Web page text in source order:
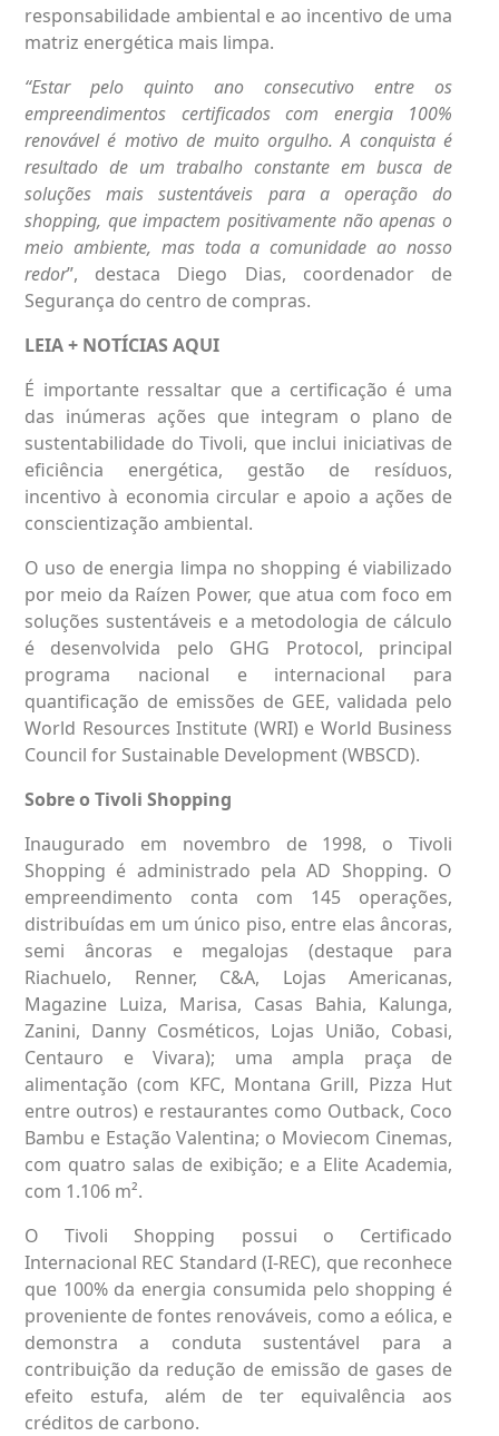
responsabilidade ambiental e ao incentivo de uma
matriz energética mais limpa.
“Estar pelo quinto ano consecutivo entre os
empreendimentos certificados com energia 100%
renovável é motivo de muito orgulho. A conquista é
resultado de um trabalho constante em busca de
soluções mais sustentáveis para a operação do
shopping, que impactem positivamente não apenas o
meio ambiente, mas toda a comunidade ao nosso
redor”, destaca Diego Dias, coordenador de
Segurança do centro de compras.
LEIA + NOTÍCIAS AQUI
É importante ressaltar que a certificação é uma
das inúmeras ações que integram o plano de
sustentabilidade do Tivoli, que inclui iniciativas de
eficiência energética, gestão de resíduos,
incentivo à economia circular e apoio a ações de
conscientização ambiental.
O uso de energia limpa no shopping é viabilizado
por meio da Raízen Power, que atua com foco em
soluções sustentáveis e a metodologia de cálculo
é desenvolvida pelo GHG Protocol, principal
programa nacional e internacional para
quantificação de emissões de GEE, validada pelo
World Resources Institute (WRI) e World Business
Council for Sustainable Development (WBSCD).
Sobre o Tivoli Shopping
Inaugurado em novembro de 1998, o Tivoli
Shopping é administrado pela AD Shopping. O
empreendimento conta com 145 operações,
distribuídas em um único piso, entre elas âncoras,
semi âncoras e megalojas (destaque para
Riachuelo, Renner, C&A, Lojas Americanas,
Magazine Luiza, Marisa, Casas Bahia, Kalunga,
Zanini, Danny Cosméticos, Lojas União, Cobasi,
Centauro e Vivara); uma ampla praça de
alimentação (com KFC, Montana Grill, Pizza Hut
entre outros) e restaurantes como Outback, Coco
Bambu e Estação Valentina; o Moviecom Cinemas,
com quatro salas de exibição; e a Elite Academia,
com 1.106 m².
O Tivoli Shopping possui o Certificado
Internacional REC Standard (I-REC), que reconhece
que 100% da energia consumida pelo shopping é
proveniente de fontes renováveis, como a eólica, e
demonstra a conduta sustentável para a
contribuição da redução de emissão de gases de
efeito estufa, além de ter equivalência aos
créditos de carbono.